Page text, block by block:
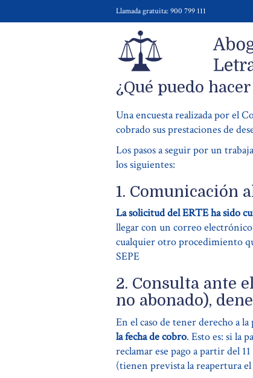
Llamada gratuita: 900 799 111
¿Qué puedo
Una encuesta realizada por el
cobrado sus prestaciones de
Los pasos a seguir por un
los siguientes:
1. Comunicación
La solicitud del ERTE ha sido
llegar con un correo
cualquier otro procedimiento
SEPE
2. Consulta ante
no abonado),
En el caso de tener derecho a
la fecha de cobro. Esto es: si la
reclamar ese pago a partir del
(tienen prevista la reapertura